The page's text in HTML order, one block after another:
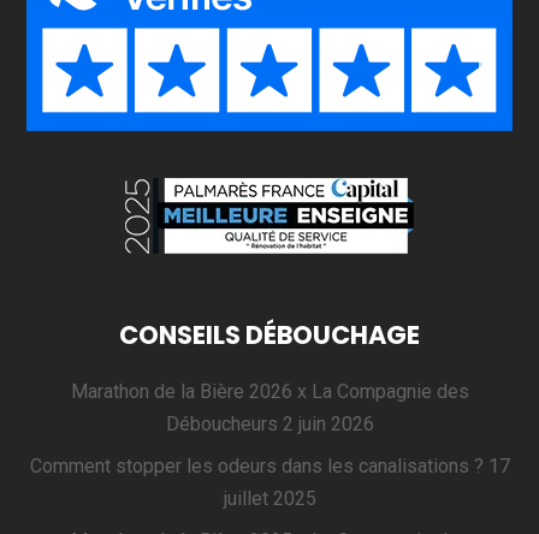
CONSEILS DÉBOUCHAGE
Marathon de la Bière 2026 x La Compagnie des
Déboucheurs 2 juin 2026
Comment stopper les odeurs dans les canalisations ? 17
juillet 2025